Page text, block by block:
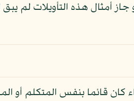
أمثال هذه التأويلات لم
كان قائما بنفس المتكلم أو